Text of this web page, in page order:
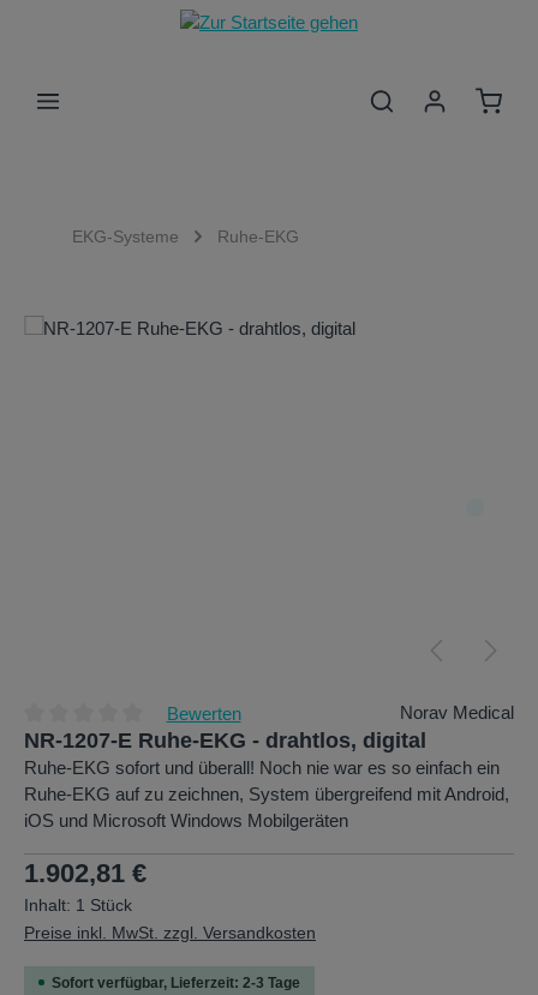
Zum Hauptinhalt springen
EKG-Systeme Ruhe-EKG
Bildergalerie überspringen
Durchschnittliche Bewertung von 0 von 5 Sternen
Bewerten Norav Medical
NR-1207-E Ruhe-EKG - drahtlos, digital
Ruhe-EKG sofort und überall! Noch nie war es so einfach ein
Ruhe-EKG auf zu zeichnen, System übergreifend mit Android,
iOS und Microsoft Windows Mobilgeräten
Regulärer Preis:
1.902,81 €
Inhalt: 1 Stück
Preise inkl. MwSt. zzgl. Versandkosten
Sofort verfügbar, Lieferzeit: 2-3 Tage